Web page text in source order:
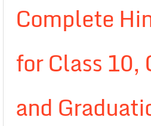
Complete
for Class 10,
and